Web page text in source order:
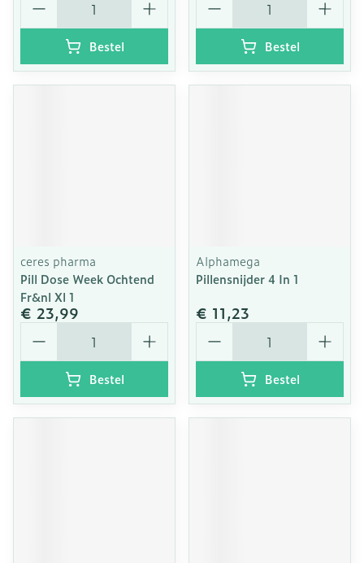
Bestel Bestel
ceres pharma
Pill Dose Week Ochtend
Fr&nl Xl 1
€ 23,99
Aantal
Bestel
Alphamega
Pillensnijder 4 In 1
€ 11,23
Aantal
Bestel